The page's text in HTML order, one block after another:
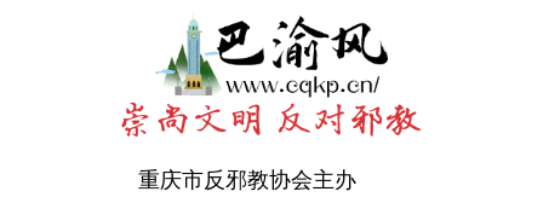
重庆市反邪教协会主办